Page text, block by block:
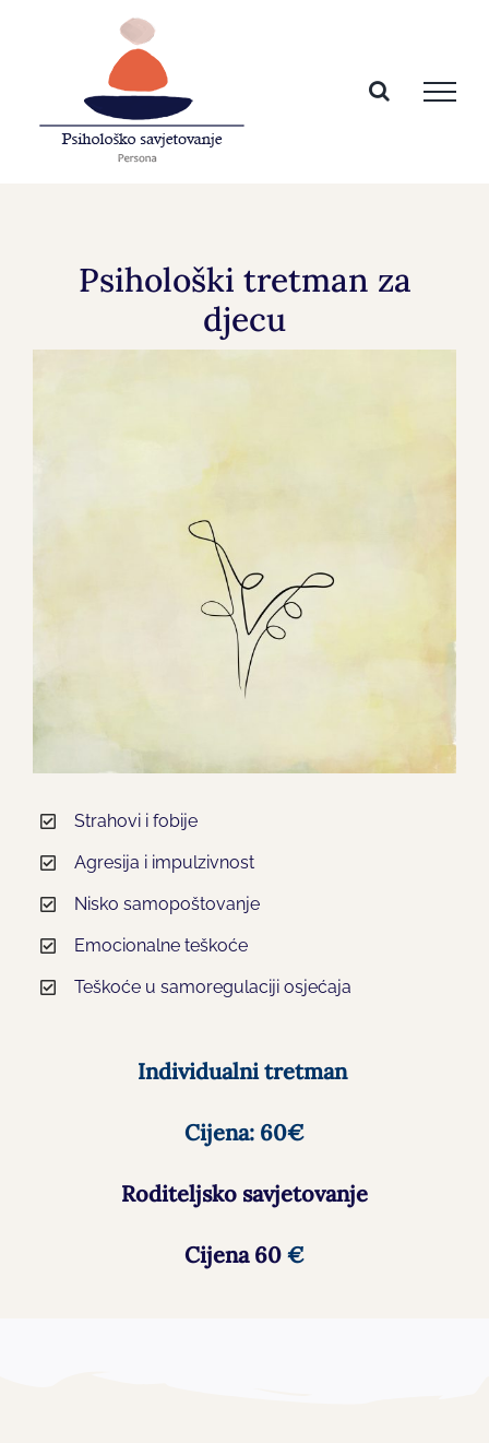
Psihološki tretman za
djecu
Strahovi i fobije
Agresija i impulzivnost
Nisko samopoštovanje
Emocionalne teškoće
Teškoće u samoregulaciji osjećaja
Individualni tretman
Cijena: 60€
Roditeljsko savjetovanje
Cijena 60 €